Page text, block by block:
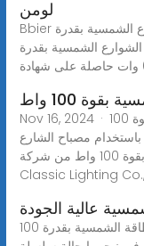
لومن
Bbier هي شركة متخصصة في تصنيع مصابيح الشوارع الشمسية بقدرة
مصابيح الشوارع الشمسية بقدرة
100 واط
Nov 16, 2024 · مصباح شارع يعمل بالطاقة الشمسية بقوة 100
مصباح الشارع
الشمسي عالي الجودة بقوة 100 واط من شركة Ningbo Golden
عالية الجودة
حالة العملاء تم تركيب مصباح شارع يعمل بالطاقة الشمسية بقدرة 100